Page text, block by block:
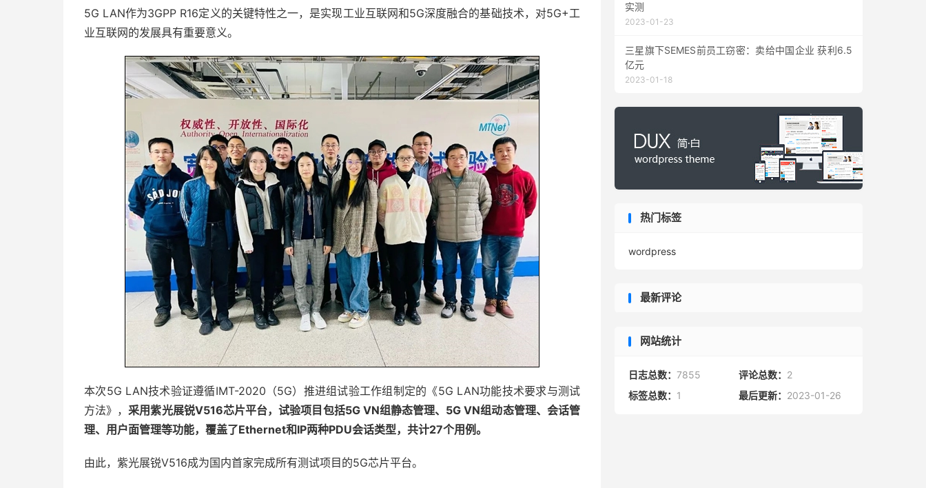
5G LAN作为3GPP R16定义的关键特性之一，是实现工业互联网和5G深度融合的基础技术，对5G+工
业互联网的发展具有重要意义。
本次5G LAN技术验证遵循IMT-2020（5G）推进组试验工作组制定的《5G LAN功能技术要求与测试
方法》，采用紫光展锐V516芯片平台，试验项目包括5G VN组静态管理、5G VN组动态管理、会话管
理、用户面管理等功能，覆盖了Ethernet和IP两种PDU会话类型，共计27个用例。
由此，紫光展锐V516成为国内首家完成所有测试项目的5G芯片平台。
实测
2023-01-23
三星旗下SEMES前员工窃密：卖给中国企业 获利6.5
亿元
2023-01-18
热门标签
wordpress
最新评论
网站统计
日志总数： 7855 评论总数： 2
标签总数： 1 最后更新： 2023-01-26